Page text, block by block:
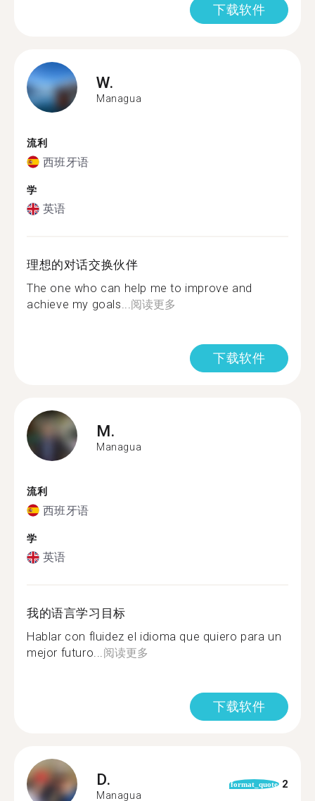
下载软件
W.
Managua
流利
西班牙语
学
英语
理想的对话交换伙伴
The one who can help me to improve and
achieve my goals...阅读更多
下载软件
M.
Managua
流利
西班牙语
学
英语
我的语言学习目标
Hablar con fluidez el idioma que quiero para un
mejor futuro...阅读更多
下载软件
D.
Managua
format_quote 2